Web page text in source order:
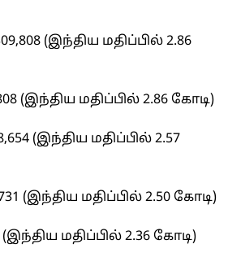
(இந்திய மதிப்பில் 2.86
(இந்திய மதிப்பில் 2.86 கோடி)
(இந்திய மதிப்பில் 2.57
(இந்திய மதிப்பில் 2.50 கோடி)
(இந்திய மதிப்பில் 2.36 கோடி)